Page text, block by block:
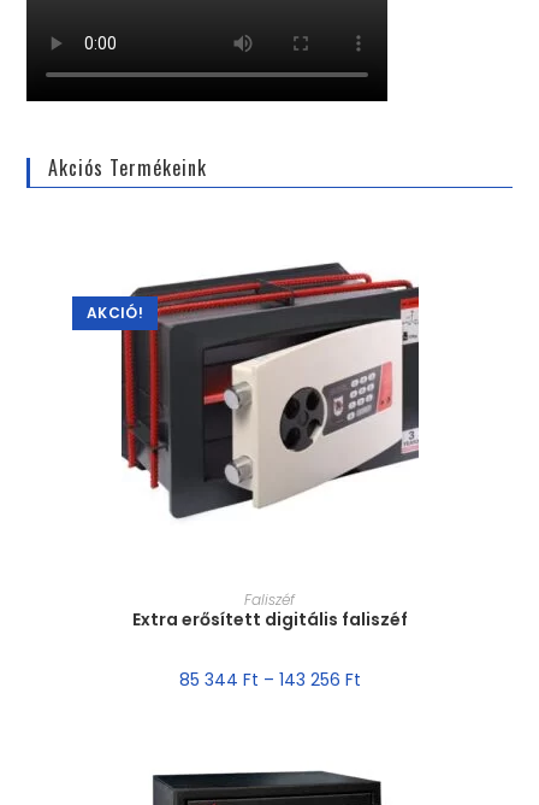
Akciós Termékeink
AKCIÓ!
MÉRET VÁLASZTÁSA
Faliszéf
Extra erősített digitális faliszéf
85 344 Ft – 143 256 Ft